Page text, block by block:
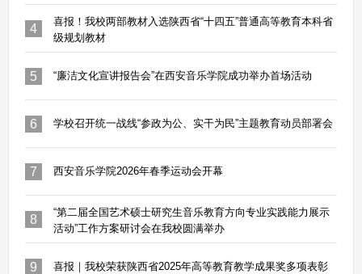
4
喜报！我校两部教材入选陕西省“十四五”普通高等教育本科省
级规划教材
5 “廉洁文化宣讲报告会”在西安音乐学院成功举办首场活动
6 学校召开统一战线“参政为公、实干为民”主题教育动员部署会
7 西安音乐学院2026年春季运动会开幕
8
“第二届全国艺术硕士研究生音乐教育方向专业实践能力展示
活动”工作方案研讨会在我校圆满举办
9 喜报｜我校荣获陕西省2025年高等教育教学成果奖多项表彰